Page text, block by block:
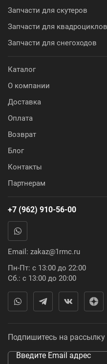
Запчасти для скутеров
Запчасти для квадроциклов
Запчасти для снегоходов
Каталог
О компании
Доставка
Оплата
Возврат
Блог
Контакты
Партнерам
+7 (962) 910-56-00
Email: zakaz@1rmc.ru
Пн-Пт: с 13:00 до 22:00
Сб.: с 13:00 до 20:00
Подпишитесь на
Введите Email адрес